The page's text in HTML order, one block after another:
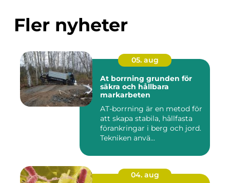
Fler nyheter
05. aug
At borrning grunden för
säkra och hållbara
markarbeten
AT-borrning är en metod för
att skapa stabila, hållfasta
förankringar i berg och jord.
Tekniken anvä...
04. aug